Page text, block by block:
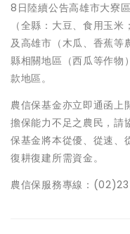
8日陸續公告高雄市大寮
（全縣：大豆、食用玉
及高雄市（木瓜、香蕉等
縣相關地區（西瓜等作物
款地區。
農信保基金亦立即通函上
擔保能力不足之農民，請
保基金將本從優、從速、
復耕復建所需資金。
農信保服務專線：